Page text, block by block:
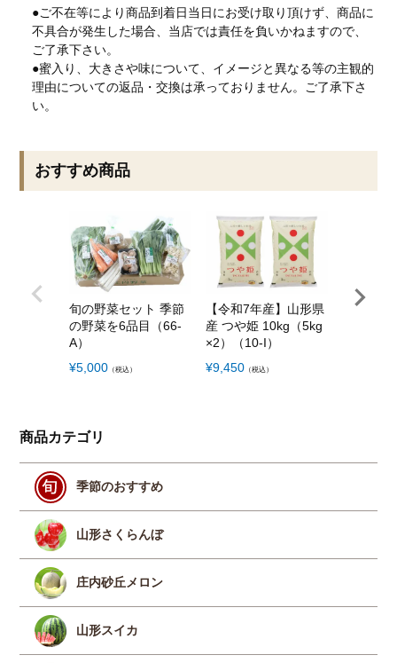
●ご不在等により商品到着日当日にお受け取り頂けず、商品に
不具合が発生した場合、当店では責任を負いかねますので、
ご了承下さい。
●蜜入り、大きさや味について、イメージと異なる等の主観的
理由についての返品・交換は承っておりません。ご了承下さ
い。
おすすめ商品
旬の野菜セット 季節
の野菜を6品目（66-
A）
¥5,000 （税込）
【令和7年産】山形県
産 つや姫 10kg（5kg
×2）（10-I）
¥9,450 （税込）
【令和7
商品カテゴリ
季節のおすすめ
山形さくらんぼ
庄内砂丘メロン
山形スイカ